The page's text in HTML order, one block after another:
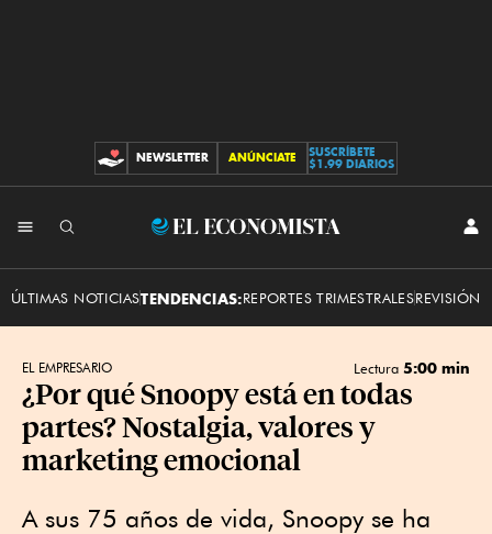
CONTRIBUCIONES
NEWSLETTER ANÚNCIATE
SUSCRÍBETE
$1.99 DIARIOS
El
ÚLTIMAS NOTICIASTENDENCIAS:REPORTES TRIMESTRALESREVISIÓN
EL EMPRESARIO Lectura 5:00 min
¿Por qué Snoopy está en todas
partes? Nostalgia, valores y
marketing emocional
A sus 75 años de vida, Snoopy se ha